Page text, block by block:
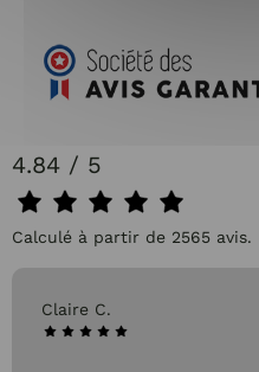
4.84 / 5
Calculé à partir de 2565 avis.
Claire C.